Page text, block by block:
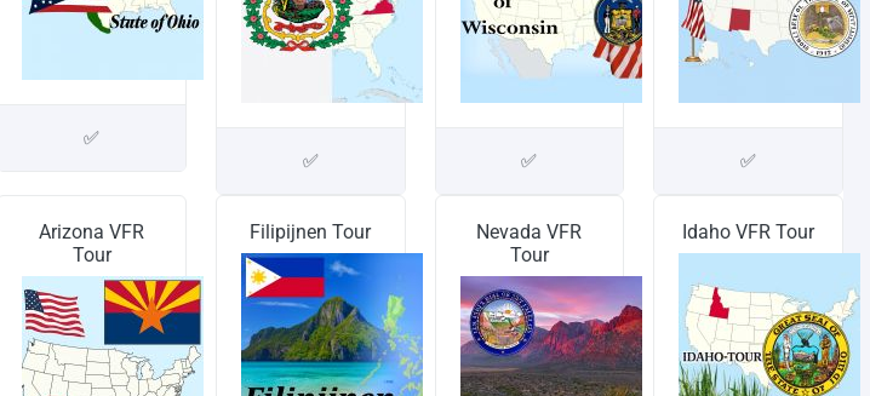
✅
✅ ✅ ✅
Arizona VFR
Tour
Filipijnen Tour
Nevada VFR
Tour
Idaho VFR Tour